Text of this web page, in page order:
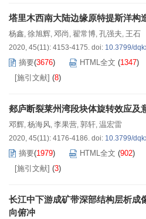
塔里木西南大陆边缘原特提斯洋构
杨鑫, 徐旭辉, 邓尚 , 翟常博, 孔强夫, 王石
2020, 45(11): 4153-4175. doi: 10.3799/
摘要(3676) HTML全文 (1347)
[施引文献] (8)
郯庐断裂莱州湾段块体旋转效应及
邓辉, 杨海风, 李果营, 郭轩, 温宏雷
2020, 45(11): 4176-4186. doi: 10.3799/
摘要(1979) HTML全文 (902)
[施引文献] (3)
长江中下游成矿带深部结构层析成
向俯冲